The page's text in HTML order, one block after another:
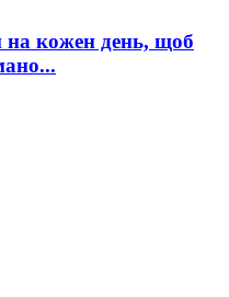
на кожен день, щоб